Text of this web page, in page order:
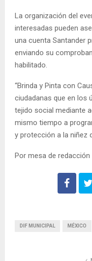
La organización del
interesadas pueden
una cuenta Santander
enviando su
habilitado.
“Brinda y Pinta con
ciudadanas que en los
tejido social mediante
mismo tiempo a
y protección a la niñez
Por mesa de redacción
DIF MUNICIPAL MÉXICO